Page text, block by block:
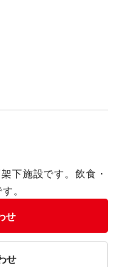
下施設です。飲食・
。
せ
せ